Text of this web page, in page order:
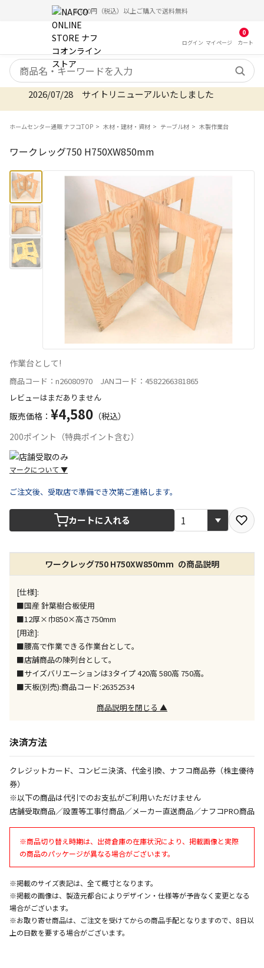
5,000円（税込）以上ご購入で送料無料
ログイン マイ ページ
0
カート
検索キーワード
2026/07/28 サイトリニューアルいたしました
ホームセンター通販 ナフコTOP 木材・建材・資材 テーブル材 木製作業台
ワークレッグ750 H750XW850mm
作業台として!
商品コード：n26080970 JANコード：4582266381865
レビューはまだありません
販売価格： ¥4,580 （税込）
200ポイント（特典ポイント含む）
マークについて ▼
宅配や店舗受取を選択できる商品です
店舗のみで受取できる商品です（宅配便でのお届けが
できません）
※同時購入の商品は、全て同じ店舗での受取となりま
特定の店舗のみで受取ができる商品です（宅配便での
お届けができません）
す
委託業者によりお届けする商品です
※ほか商品との同時購入はできません。お手数です
が、ご購入手続きを分けてお買い求めください
※支払い方法の代金引換は選択できません。
同時購入が可能です
午前9時までのご注文確定した商品については、当日に
出荷いたします。
ただし、メーカーの営業日に基づき出荷手続きを行う
ため、通常よりお時間をいただく場合がございます。
また、日曜・祝日や年末年始などの長期休業期間中
は、休業明けからの出荷対応となります。
設置工事代金も含まれた商品です
お見積商品です。金額・施工日はお打ち合わせの上、
決定となります。
ご注文後、受取店で準備でき次第ご連絡します。
カートに入れる
ワークレッグ750 H750XW850mm の商品説明
[仕様]:
■国産 針葉樹合板使用
■12厚×巾850×高さ750mm
[用途]:
■腰高で作業できる作業台として。
■店舗商品の陳列台として。
■サイズバリエーションは3タイプ 420高 580高 750高。
■天板(別売):商品コード:26352534
商品説明を閉じる ▲
決済方法
クレジットカード、コンビニ決済、代金引換、ナフコ商品券（株主優待
券）
※以下の商品は代引でのお支払がご利用いただけません
店舗受取商品／設置等工事付商品／メーカー直送商品／ナフコPRO商品
※商品切り替え時期は、出荷倉庫の在庫状況により、掲載画像と実際
の商品のパッケージが異なる場合がございます。
※掲載のサイズ表記は、全て概寸となります。
※掲載の画像は、製造元都合によりデザイン・仕様等が予告なく変更となる
場合がございます。
※お取り寄せ商品は、ご注文を受けてからの商品手配となりますので、8日以
上の日数を要する場合がございます。